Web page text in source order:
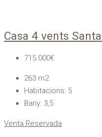
Casa 4 vents
715.000€
263 m2
Habitacions: 5
Bany: 3,5
Venta Reservada